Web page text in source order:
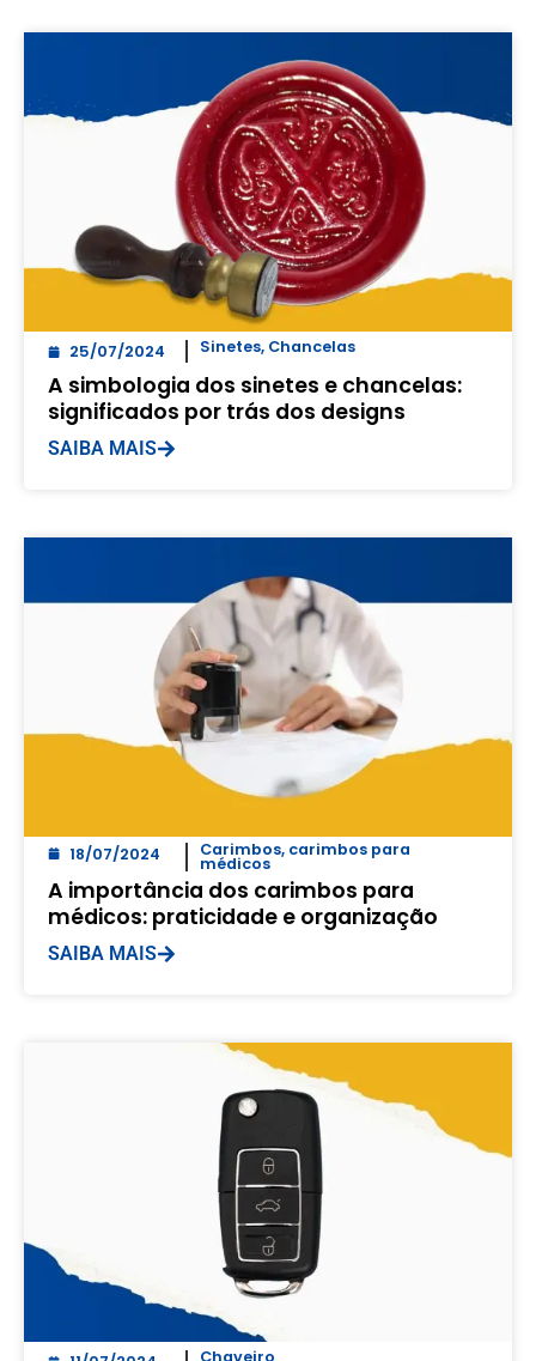
25/07/2024 Sinetes, Chancelas
A simbologia dos sinetes e chancelas:
significados por trás dos designs
SAIBA MAIS
18/07/2024 Carimbos, carimbos para
médicos
A importância dos carimbos para
médicos: praticidade e organização
SAIBA MAIS